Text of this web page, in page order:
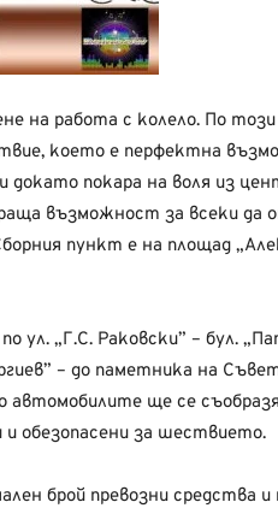
на работа с колело. По този
което е перфектна
докато покара на воля из
възможност за всеки да
пункт е на площад
ул. „Г.С. Раковски” – бул.
– до паметника на
автомобилите ще се
обезопасени за шествието.
брой превозни средства